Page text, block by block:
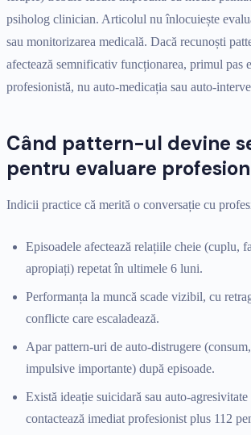
psiholog clinician. Articolul nu înlocuiește
sau monitorizarea medicală. Dacă recunoști
afectează semnificativ funcționarea, primul pas
profesionistă, nu auto-medicația sau auto-
Când pattern-ul devine
pentru evaluare
Indicii practice că merită o conversație cu
Episoadele afectează relațiile cheie (cuplu,
apropiați) repetat în ultimele 6 luni.
Performanța la muncă scade vizibil, cu
conflicte care escaladează.
Apar pattern-uri de auto-distrugere
impulsive importante) după episoade.
Există ideație suicidară sau auto-agresivitate
contactează imediat profesionist plus 112